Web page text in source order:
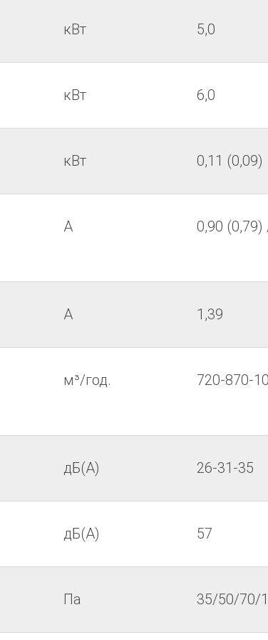
кВт 5,0
кВт 6,0
кВт 0,11 (0,09)
А 0,90 (0,79)
А 1,39
м³/год. 720-870-
дБ(А) 26-31-35
дБ(А) 57
Па 35/50/70/